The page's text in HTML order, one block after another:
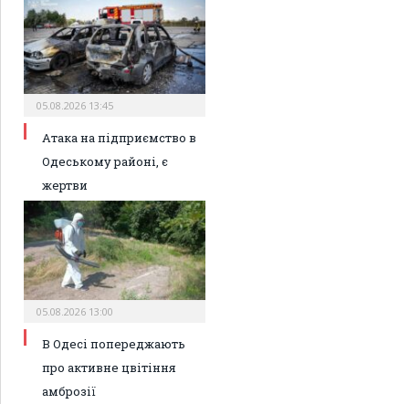
05.08.2026 13:45
Атака на підприємство в
Одеському районі, є
жертви
05.08.2026 13:00
В Одесі попереджають
про активне цвітіння
амброзії